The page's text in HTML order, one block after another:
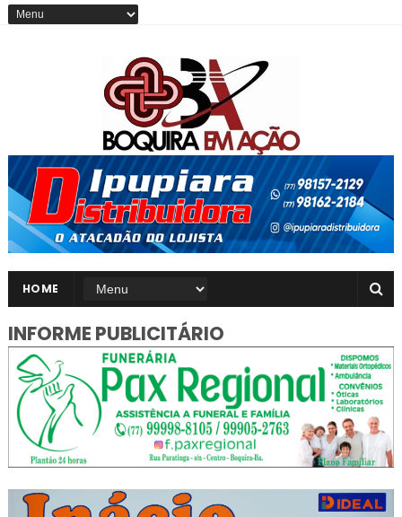
HOME
INFORME PUBLICITÁRIO